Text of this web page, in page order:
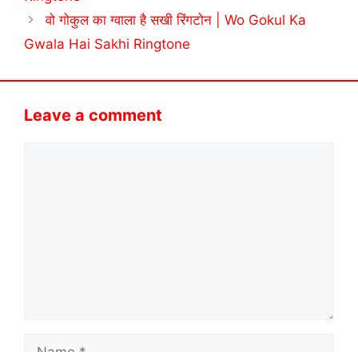
वो गोकुल का ग्वाला है सखी रिंगटोन | Wo Gokul Ka
Gwala Hai Sakhi Ringtone
Leave a comment
Name